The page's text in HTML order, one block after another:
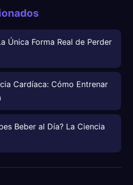
Única Forma Real de Perder
Cardíaca: Cómo Entrenar
Beber al Día? La Ciencia